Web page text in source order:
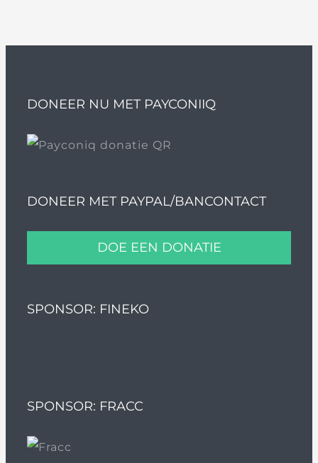
DONEER NU MET PAYCONIIQ
DONEER MET PAYPAL/BANCONTACT
DOE EEN DONATIE
SPONSOR: FINEKO
SPONSOR: FRACC